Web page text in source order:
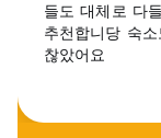
들도 대체로 다
추천합니당 숙
찮았어요